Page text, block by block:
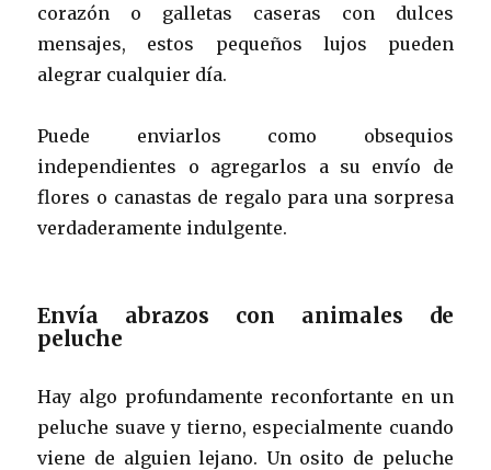
corazón o galletas caseras con dulces
mensajes, estos pequeños lujos pueden
alegrar cualquier día.
Puede enviarlos como obsequios
independientes o agregarlos a su envío de
flores o canastas de regalo para una sorpresa
verdaderamente indulgente.
Envía abrazos con animales de
peluche
Hay algo profundamente reconfortante en un
peluche suave y tierno, especialmente cuando
viene de alguien lejano. Un osito de peluche